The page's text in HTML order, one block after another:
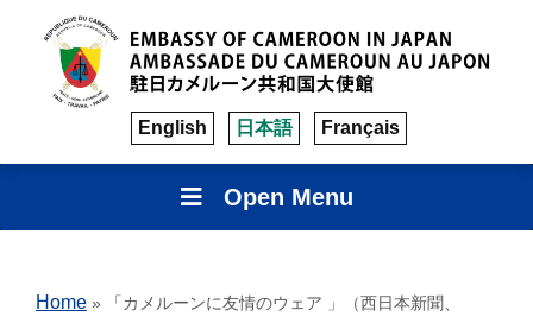
English 日本語 Français
Open Menu
Home »
「カメルーンに友情のウェア 」（西日本新聞、